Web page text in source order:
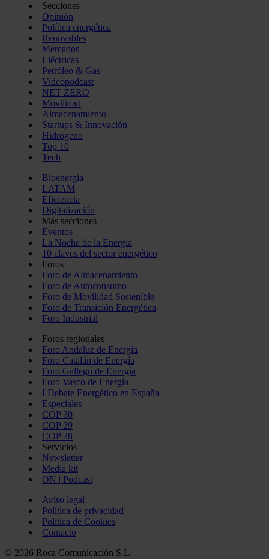
Secciones
Opinión
Política energética
Renovables
Mercados
Eléctricas
Petróleo & Gas
Videopodcast
NET ZERO
Movilidad
Almacenamiento
Startups & Innovación
Hidrógeno
Top 10
Tech
Bioenergía
LATAM
Eficiencia
Digitalización
Más secciones
Eventos
La Noche de la Energía
10 claves del sector energético
Foros
Foro de Almacenamiento
Foro de Autoconsumo
Foro de Movilidad Sostenible
Foro de Transición Energética
Foro Industrial
Foros regionales
Foro Andaluz de Energía
Foro Catalán de Energía
Foro Gallego de Energía
Foro Vasco de Energía
I Debate Energético en España
Especiales
COP 30
COP 29
COP 28
Servicios
Newsletter
Media kit
ON | Podcast
Aviso legal
Política de privacidad
Política de Cookies
Contacto
© 2026 Roca Comunicación S.L.